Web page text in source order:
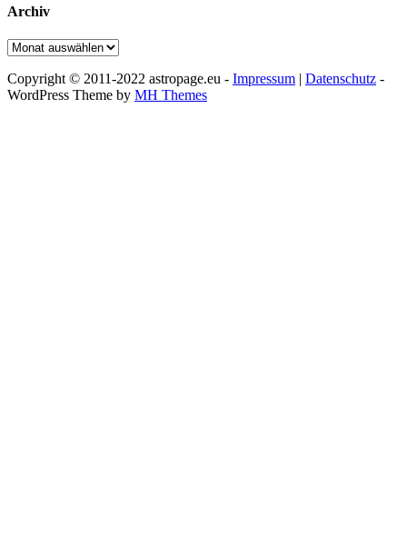
Archiv
Archiv
Copyright © 2011-2022 astropage.eu - Impressum | Datenschutz -
WordPress Theme by MH Themes